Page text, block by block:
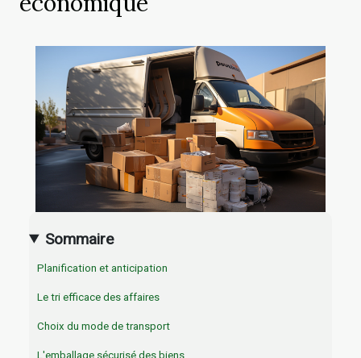
Sommaire
Planification et anticipation
Le tri efficace des affaires
Choix du mode de transport
L'emballage sécurisé des biens